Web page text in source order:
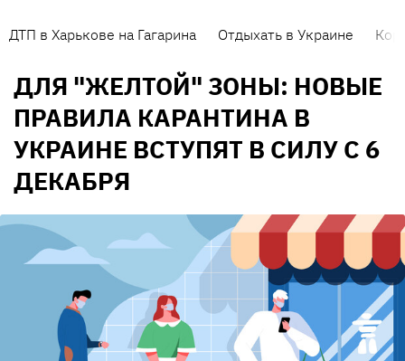
ДТП в Харькове на Гагарина Отдыхать в Украине
ДЛЯ "ЖЕЛТОЙ" ЗОНЫ: НОВЫЕ
ПРАВИЛА КАРАНТИНА В
УКРАИНЕ ВСТУПЯТ В СИЛУ С 6
ДЕКАБРЯ